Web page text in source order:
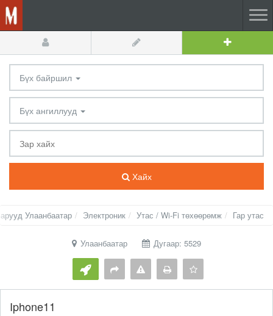
Бүх байршил
Бүх ангиллууд
Хайх
Улаанбаатар Электроник Утас / Wi-Fi төхөөрөмж Гар утас
Улаанбаатар Дугаар: 5529
Iphone11